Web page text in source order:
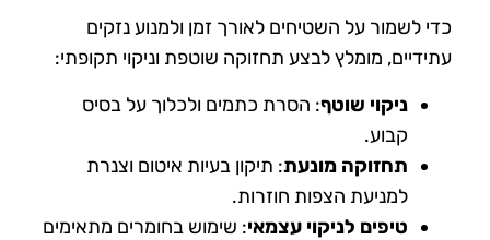
כדי לשמור על השטיחים לאורך זמן ולמנוע נזקים
עתידיים, מומלץ לבצע תחזוקה שוטפת וניקוי תקופתי:
ניקוי שוטף: הסרת כתמים ולכלוך על בסיס
קבוע.
תחזוקה מונעת: תיקון בעיות איטום וצנרת
למניעת הצפות חוזרות.
טיפים לניקוי עצמאי: שימוש בחומרים מתאימים